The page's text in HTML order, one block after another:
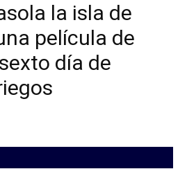
la isla de
película de
día de